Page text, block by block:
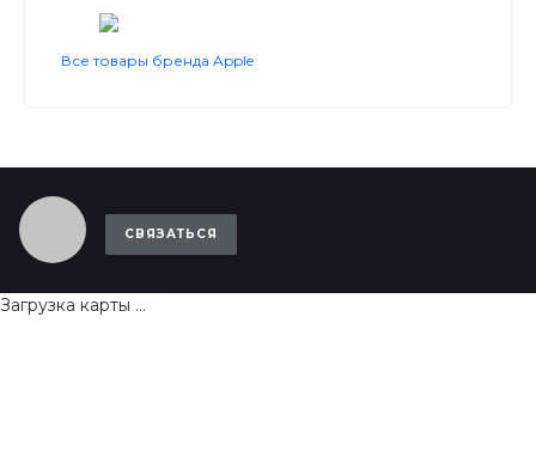
Все товары бренда Apple
СВЯЗАТЬСЯ
Загрузка карты ...